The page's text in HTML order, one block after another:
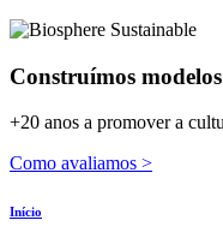
Construímos
+20 anos a promover a
Como avaliamos >
Início